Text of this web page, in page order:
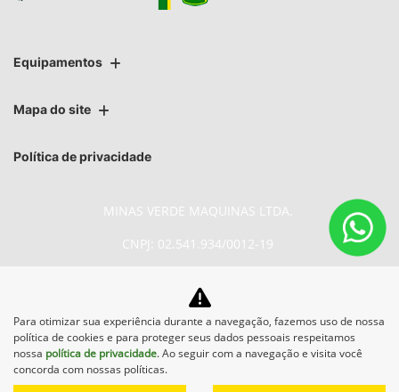
Equipamentos
Mapa do site
Política de privacidade
MINAS VERDE MAQUINAS LTDA.
CNPJ: 02.541.934/0012-19
No trânsito, enxergar o outro
salva vidas.
Para otimizar sua experiência durante a navegação, fazemos uso de nossa
política de cookies e para proteger seus dados pessoais respeitamos
nossa política de privacidade. Ao seguir com a navegação e visita você
concorda com nossas políticas.